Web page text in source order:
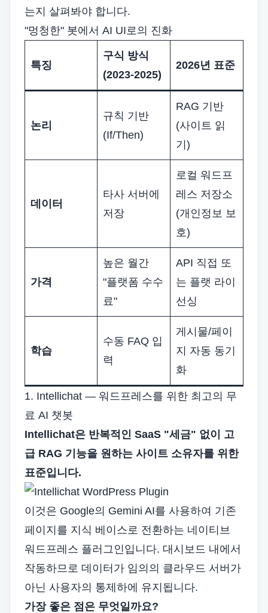
는지 살펴봐야 합니다.
"멍청한" 봇에서 AI UI로의 진화
특징
구식 방식
(2023-2025)
2026년 표준
논리
규칙 기반
(If/Then)
RAG 기반
(사이트 읽
기)
데이터
타사 서버에
저장
로컬 워드프
레스 저장소
(개인정보 보
호)
가격
높은 월간
"플랫폼 수수
료"
API 직접 또
는 플랫 라이
선싱
학습
수동 FAQ 입
력
게시물/페이
지 자동 동기
화
1. Intellichat — 워드프레스를 위한 최고의 무
료 AI 챗봇
Intellichat은 반복적인 SaaS "세금" 없이 고
급 RAG 기능을 원하는 사이트 소유자를 위한
표준입니다.
이것은 Google의 Gemini AI를 사용하여 기존
페이지를 지식 베이스로 전환하는 네이티브
워드프레스 플러그인입니다. 대시보드 내에서
작동하므로 데이터가 임의의 클라우드 서버가
아닌 사용자의 통제하에 유지됩니다.
가장 좋은 점은 무엇일까요?